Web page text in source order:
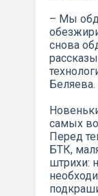
– Мы
снова
Беляева.
самых
Перед
БТК,
штрихи: